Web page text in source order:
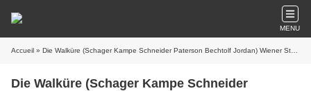
MENU
Accueil » Die Walküre (Schager Kampe Schneider Paterson Bechtolf Jordan) Wiener Staatsoper
Die Walküre (Schager Kampe Schneider